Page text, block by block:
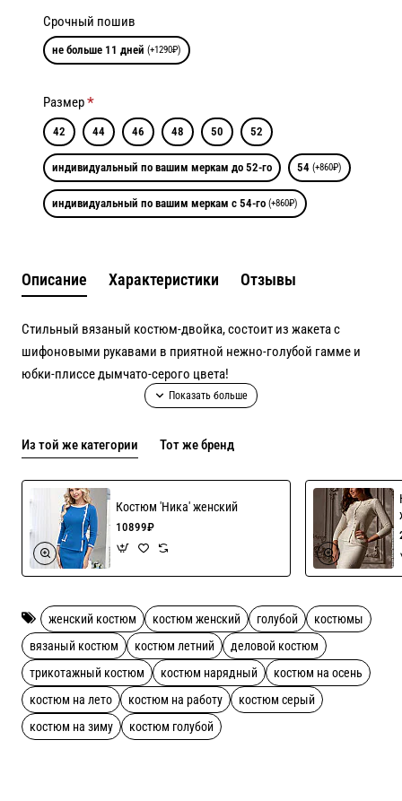
Срочный пошив
не больше 11 дней (+1290₽)
Размер
42 44 46 48 50 52
индивидуальный по вашим меркам до 52-го 54 (+860₽)
индивидуальный по вашим меркам с 54-го (+860₽)
Описание Характеристики Отзывы
Стильный вязаный костюм-двойка, состоит из жакета с
шифоновыми рукавами в приятной нежно-голубой гамме и
юбки-плиссе дымчато-серого цвета!
Из той же категории Тот же бренд
Костюм 'Ника' женский
10899₽
женский костюм костюм женский голубой
костюмы
вязаный костюм
костюм летний
деловой костюм
трикотажный костюм
костюм нарядный
костюм на осень
костюм на лето
костюм на работу
костюм серый
костюм на зиму
костюм голубой